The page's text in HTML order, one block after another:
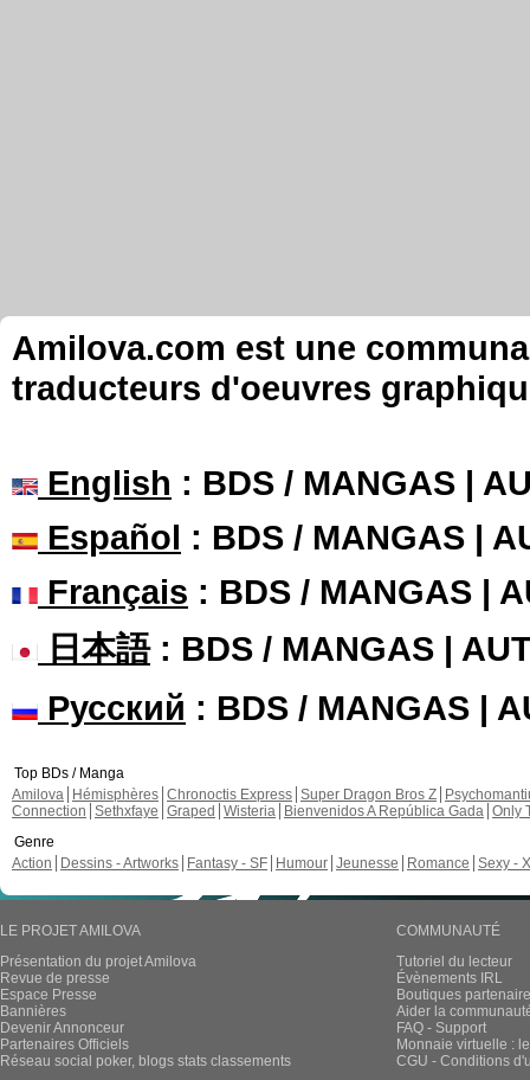
Amilova.com est une
traducteurs d'oeuvres
English : BDS / MANGAS |
Español : BDS / MANGAS |
Français : BDS / MANGAS |
日本語: BDS / MANGAS |
Русский : BDS / MANGAS |
Top BDs / Manga
Amilova
Hémisphères Chronoctis Express Super Dragon Bros Z
Connection Sethxfaye Graped Wisteria Bienvenidos A República Gada Only
Genre
Action
Dessins - Artworks Fantasy - SF Humour Jeunesse Romance Sexy -
LE PROJET AMILOVA
Présentation du projet Amilova
Revue de presse
Espace Presse
Bannières
Devenir Annonceur
Partenaires Officiels
Réseau social poker, blogs stats classements
COMMUNAUTÉ
Tutoriel du lecteur
Évènements IRL
Boutiques
Aider la
FAQ - Support
Monnaie virtuelle :
CGU - Conditions